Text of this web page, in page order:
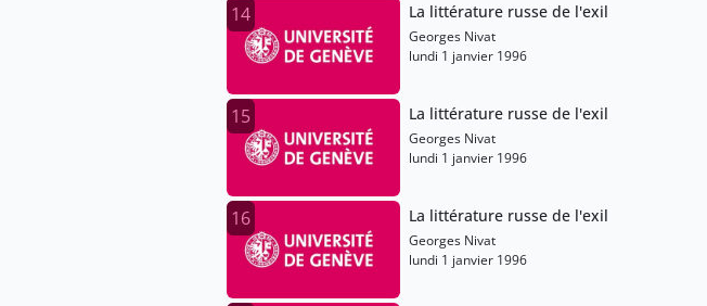
14 La littérature russe de l'exil
Georges Nivat
lundi 1 janvier 1996
15 La littérature russe de l'exil
Georges Nivat
lundi 1 janvier 1996
16 La littérature russe de l'exil
Georges Nivat
lundi 1 janvier 1996